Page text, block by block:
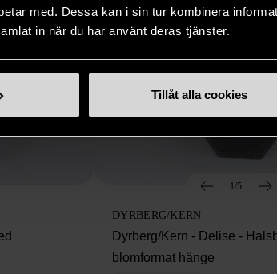
med. Dessa kan i sin tur kombinera
in när du har använt deras tjänster.
Tillåt alla cookies
1/5
DYRBERG/KERN
Dyrberg/Kern - Delise -
blomformat hänge